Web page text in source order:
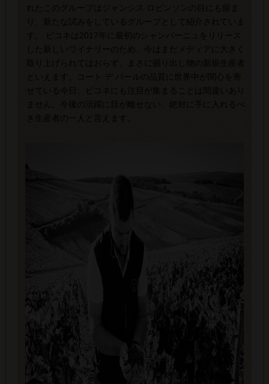
れたこのグループはジャンシス ロビンソンの目にも留ま
り、新たな試みをしているグループとして紹介されていま
す。 ピコネは2017年に最初のシャンパーニュをリリース
した新しいワイナリーのため、今はまだメディアに大きく
取り上げられてはおらず、まさに掘り出し物の新規生産者
といえます。コート デ バールの品質に世界中が関心を寄
ません。今後の活躍に目が離せない、絶対に手に入れるべ
き生産者の一人と言えます。